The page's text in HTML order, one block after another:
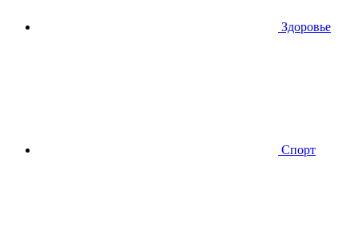
Здоровье
Спорт